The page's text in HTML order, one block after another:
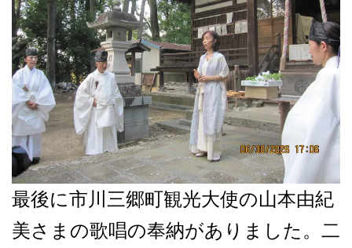
最後に市川三郷町観光大使の山本由紀
美さまの歌唱の奉納がありました。二